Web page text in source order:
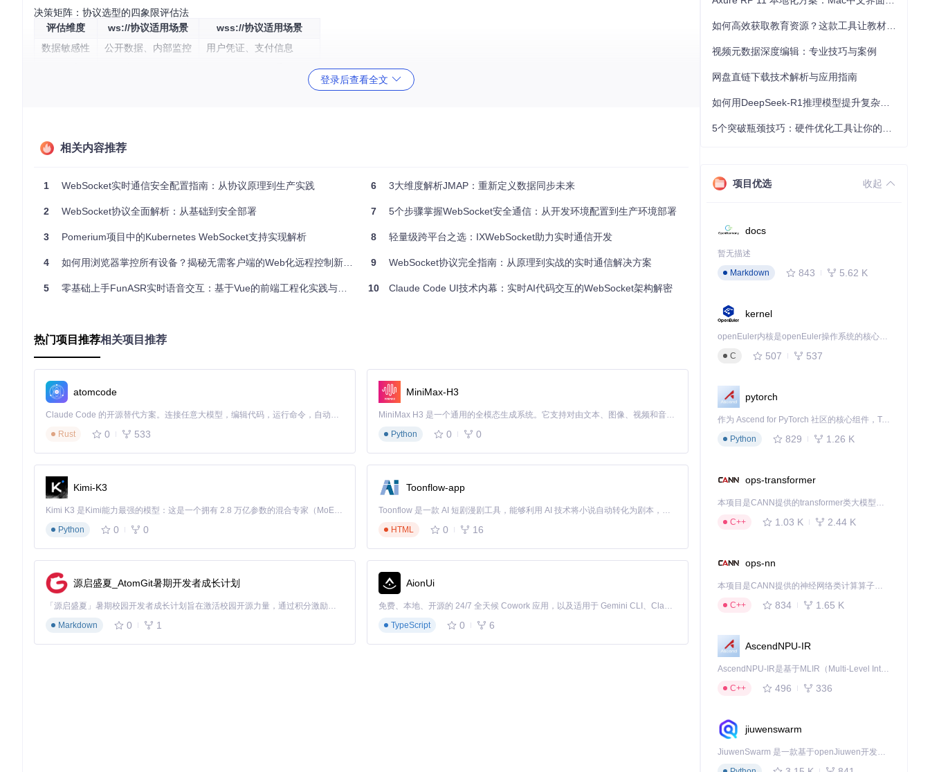
决策矩阵：协议选型的四象限评估法
评估维度
ws://协议适用场景
wss://协议适用场景
数据敏感性
公开数据、内部监控
用户凭证、支付信息
企业级部署需采用"默认加密"原则，所有对外WebSocket连接必须通过wss://协议。建议结合证书自动更新机制（如Let's Encrypt）和HSTS策略，确保客
最佳实践：如何构建企业级WebSocket安全传输架构？
生产环境推荐使用ACME协议自动管理SSL证书，通过Certbot等工具实现证书的自动签发与续期。在代码层面，可通过以下方式配置安全上下文：
from websockets.sync.client import connect
协议迁移成本分析
从ws迁移至wss需考虑：证书部署（约0.5人日）、客户端适配（1-2人日）、性能测试（2-3人日）和回滚机制设计（1人日）。建议采用灰度发布策略，
通过流量切换逐步完成迁移，同时监控CPU占用率（预期增加5-15%）和延迟变化（预期增加10-30ms）。
除基础TLS配置外，需启用证书固定（Certificate Pinning）和HSTS预加载列表，防止攻击者通过伪造证书实施中间人攻击。对于高安全需求场景，可实
现双因素认证与WebSocket握手的绑定，在协议升级阶段完成身份验证。
性能优化的技术平衡
WebSocket安全传输不仅是技术选择，更是企业数据安全战略的重要组成部分。通过本文阐述的决策框架，技术团队可构建既满足业务需求又符合安全规
范的实时通信架构，在数字化转型中建立技术竞争力。
登录后查看全文
相关内容推荐
1 WebSocket实时通信安全配置指南：从协议原理到生产实践
2 WebSocket协议全面解析：从基础到安全部署
3 Pomerium项目中的Kubernetes WebSocket支持实现解析
4 如何用浏览器掌控所有设备？揭秘无需客户端的Web化远程控制新方案
5 零基础上手FunASR实时语音交互：基于Vue的前端工程化实践与Web音视频处理方案
6 3大维度解析JMAP：重新定义数据同步未来
7 5个步骤掌握WebSocket安全通信：从开发环境配置到生产环境部署
8 轻量级跨平台之选：IXWebSocket助力实时通信开发
9 WebSocket协议完全指南：从原理到实战的实时通信解决方案
10 Claude Code UI技术内幕：实时AI代码交互的WebSocket架构解密
热门项目推荐相关项目推荐
atomcode
Claude Code 的开源替代方案。连接任意大模型，编辑代码，运行命令，自动验证 — 全自动执行。用 Rust 构建，极致性能。 ｜ An open-source alternative to Claude Code. Connect any LLM, edit code, run commands, and verify changes — autonomously. Built in Rust for speed. Get Started
Rust
0 533
MiniMax-H3
MiniMax H3 是一个通用的全模态生成系统。它支持对由文本、图像、视频和音频组成的多模态上下文进行统一理解，并能生成分辨率高达 2K、时长可达 15 秒的带原生立体声音频的视频。得益于面向任务泛化的系统设计，H3 在预训练阶段就已具备广泛的多模态上下文理解与生成能力，能够出色地执行复杂的多模态指令。
Python
0 0
Kimi-K3
Kimi K3 是Kimi能力最强的模型：这是一个拥有 2.8 万亿参数的混合专家（MoE）模型，具备原生视觉理解能力，并支持 100 万 token 的上下文窗口。
Python
0 0
Toonflow-app
Toonflow 是一款 AI 短剧漫剧工具，能够利用 AI 技术将小说自动转化为剧本，并结合 AI 生成的图片和视频，实现高效的短剧创作。借助 Toonflow，可以轻松完成从文字到影像的全流程，让短剧制作变得更加智能与便捷。
HTML
0 16
源启盛夏_AtomGit暑期开发者成长计划
「源启盛夏」暑期校园开发者成长计划旨在激活校园开源力量，通过积分激励、认证扶持、资源倾斜等形式，引导高校组织和开发者完成「入驻 — 建项目 — 做贡献 — 获认证 — 得资源」的完整闭环。无论你是想带领社团入驻平台的组织者，还是希望用代码贡献证明自己的开发者，都能在这里找到属于你的成长路径。
Markdown
0 1
AionUi
免费、本地、开源的 24/7 全天候 Cowork 应用，以及适用于 Gemini CLI、Claude Code、Codex、OpenCode、Qwen Code、Goose CLI、Auggie 等的 OpenClaw | 🌟 喜欢就点star吧
TypeScript
0 6
视频元数据深度编辑：专业技巧与案例
网盘直链下载技术解析与应用指南
项目优选 收起
docs
暂无描述
Markdown
843 5.62 K
kernel
openEuler内核是openEuler操作系统的核心，既是系统性能与稳定性的基石，也是连接处理器、设备与服务的桥梁。
C
507 537
pytorch
作为 Ascend for PyTorch 社区的核心组件，TorchNPU 是昇腾专为 PyTorch 打造的深度学习适配插件，使 PyTorch 框架能够直接调用昇腾 NPU，为开发者提供昇腾 AI 处理器的超强算力。
Python
829 1.26 K
ops-transformer
本项目是CANN提供的transformer类大模型算子库，实现网络在NPU上加速计算。
C++
1.03 K 2.44 K
ops-nn
本项目是CANN提供的神经网络类计算算子库，实现网络在NPU上加速计算。
C++
834 1.65 K
AscendNPU-IR
AscendNPU-IR是基于MLIR（Multi-Level Intermediate Representation）构建的，面向昇腾亲和算子编译时使用的中间表示，提供昇腾完备表达能力，通过编译优化提升昇腾AI处理器计算效率，支持通过生态框架使能昇腾AI处理器与深度调优
C++
496 336
jiuwenswarm
JiuwenSwarm 是一款基于openJiuwen开发的智能AI Agent，它能够将大语言模型的强大能力，通过你日常使用的各类通讯应用，直接延伸至你的指尖。